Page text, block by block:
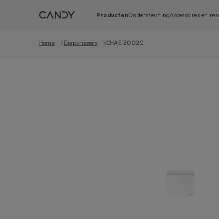
ProductenOndersteuningAccessoires en
Home Diepvriezers CHAE 2002C